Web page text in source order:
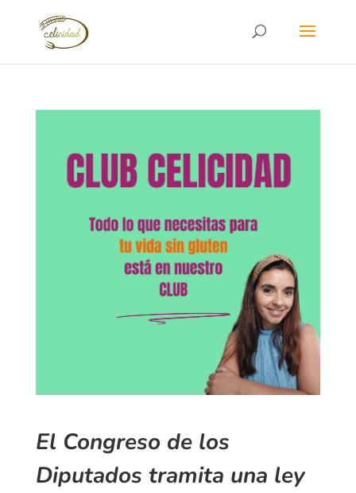
El Congreso de los
Diputados tramita una ley